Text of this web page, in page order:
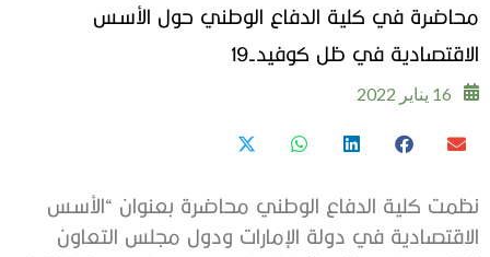
محاضرة في كلية الدفاع الوطني حول الأسس
الاقتصادية في ظل كوفيد-19
16 يناير 2022
نظمت كلية الدفاع الوطني محاضرة بعنوان “الأسس
الاقتصادية في دولة الإمارات ودول مجلس التعاون